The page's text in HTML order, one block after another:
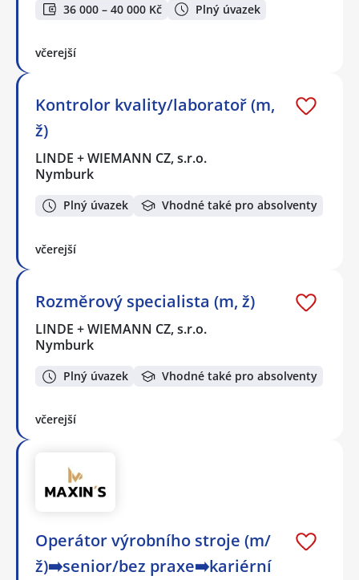
36 000 – 40 000 Kč Plný úvazek
včerejší
Kontrolor kvality/laboratoř (m,
ž)
LINDE + WIEMANN CZ, s.r.o.
Nymburk
Plný úvazek Vhodné také pro absolventy
včerejší
Rozměrový specialista (m, ž)
LINDE + WIEMANN CZ, s.r.o.
Nymburk
Plný úvazek Vhodné také pro absolventy
včerejší
Operátor výrobního stroje (m/
ž)➡️senior/bez praxe➡️kariérní